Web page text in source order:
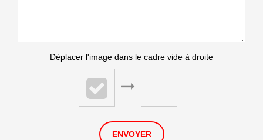
Déplacer l'image dans le cadre vide à droite
ENVOYER